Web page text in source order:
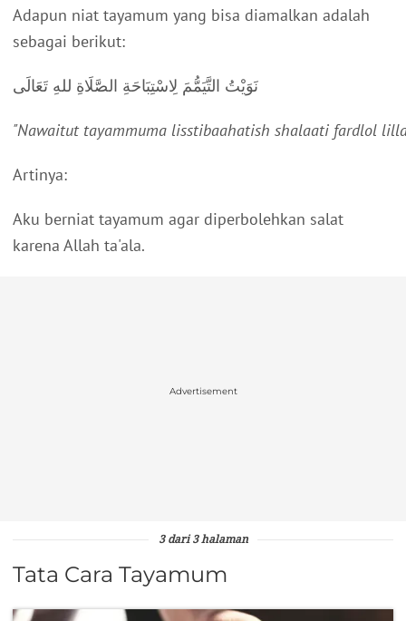
Adapun niat tayamum yang bisa diamalkan adalah
sebagai berikut:
نَوَيْتُ التَّيَمُّمَ لِاسْتِبَاحَةِ الصَّلَاةِ للهِ تَعَالَى
"Nawaitut tayammuma lisstibaahatish shalaati fardlol
Artinya:
Aku berniat tayamum agar diperbolehkan salat
karena Allah ta'ala.
Advertisement
3 dari 3 halaman
Tata Cara Tayamum